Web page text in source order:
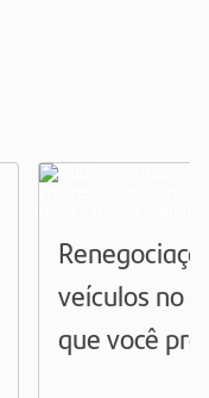
veículos no
que você